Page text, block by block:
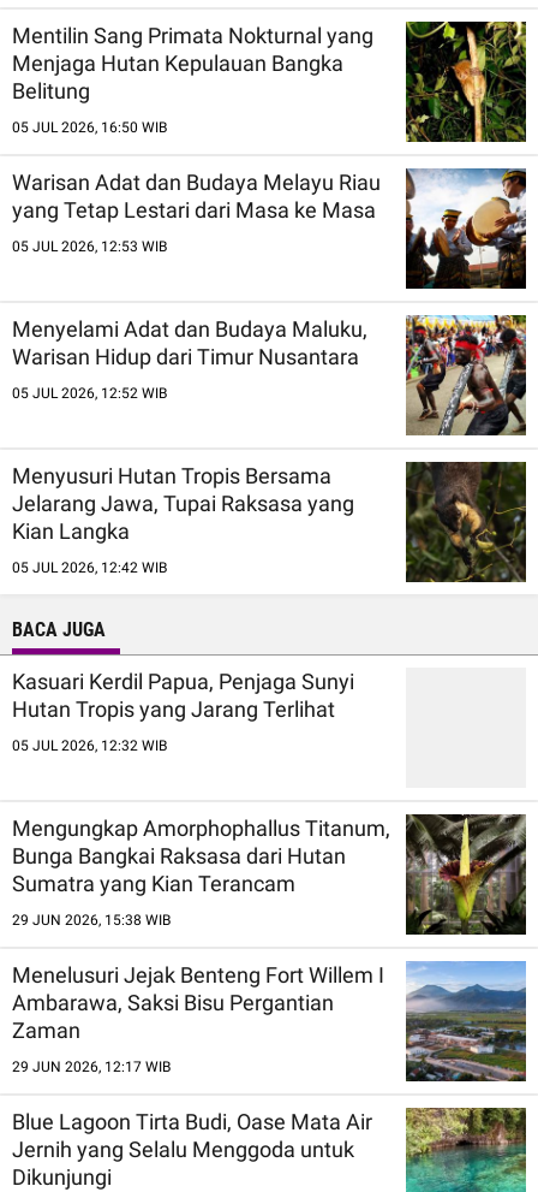
Mentilin Sang Primata Nokturnal yang
Menjaga Hutan Kepulauan Bangka
Belitung
05 JUL 2026, 16:50 WIB
Warisan Adat dan Budaya Melayu Riau
yang Tetap Lestari dari Masa ke Masa
05 JUL 2026, 12:53 WIB
Menyelami Adat dan Budaya Maluku,
Warisan Hidup dari Timur Nusantara
05 JUL 2026, 12:52 WIB
Menyusuri Hutan Tropis Bersama
Jelarang Jawa, Tupai Raksasa yang
Kian Langka
05 JUL 2026, 12:42 WIB
BACA JUGA
Kasuari Kerdil Papua, Penjaga Sunyi
Hutan Tropis yang Jarang Terlihat
05 JUL 2026, 12:32 WIB
Mengungkap Amorphophallus Titanum,
Bunga Bangkai Raksasa dari Hutan
Sumatra yang Kian Terancam
29 JUN 2026, 15:38 WIB
Menelusuri Jejak Benteng Fort Willem I
Ambarawa, Saksi Bisu Pergantian
Zaman
29 JUN 2026, 12:17 WIB
Blue Lagoon Tirta Budi, Oase Mata Air
Jernih yang Selalu Menggoda untuk
Dikunjungi